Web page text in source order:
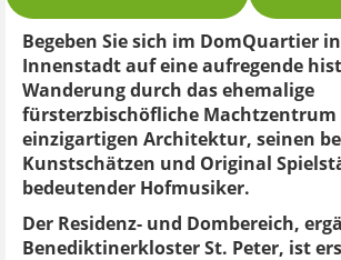
Begeben Sie sich im DomQuartier
Innenstadt auf eine aufregende
Wanderung durch das ehemalige
fürsterzbischöfliche
einzigartigen Architektur, seinen
Kunstschätzen und Original
bedeutender Hofmusiker.
Der Residenz- und Dombereich,
Benediktinerkloster St. Peter, ist